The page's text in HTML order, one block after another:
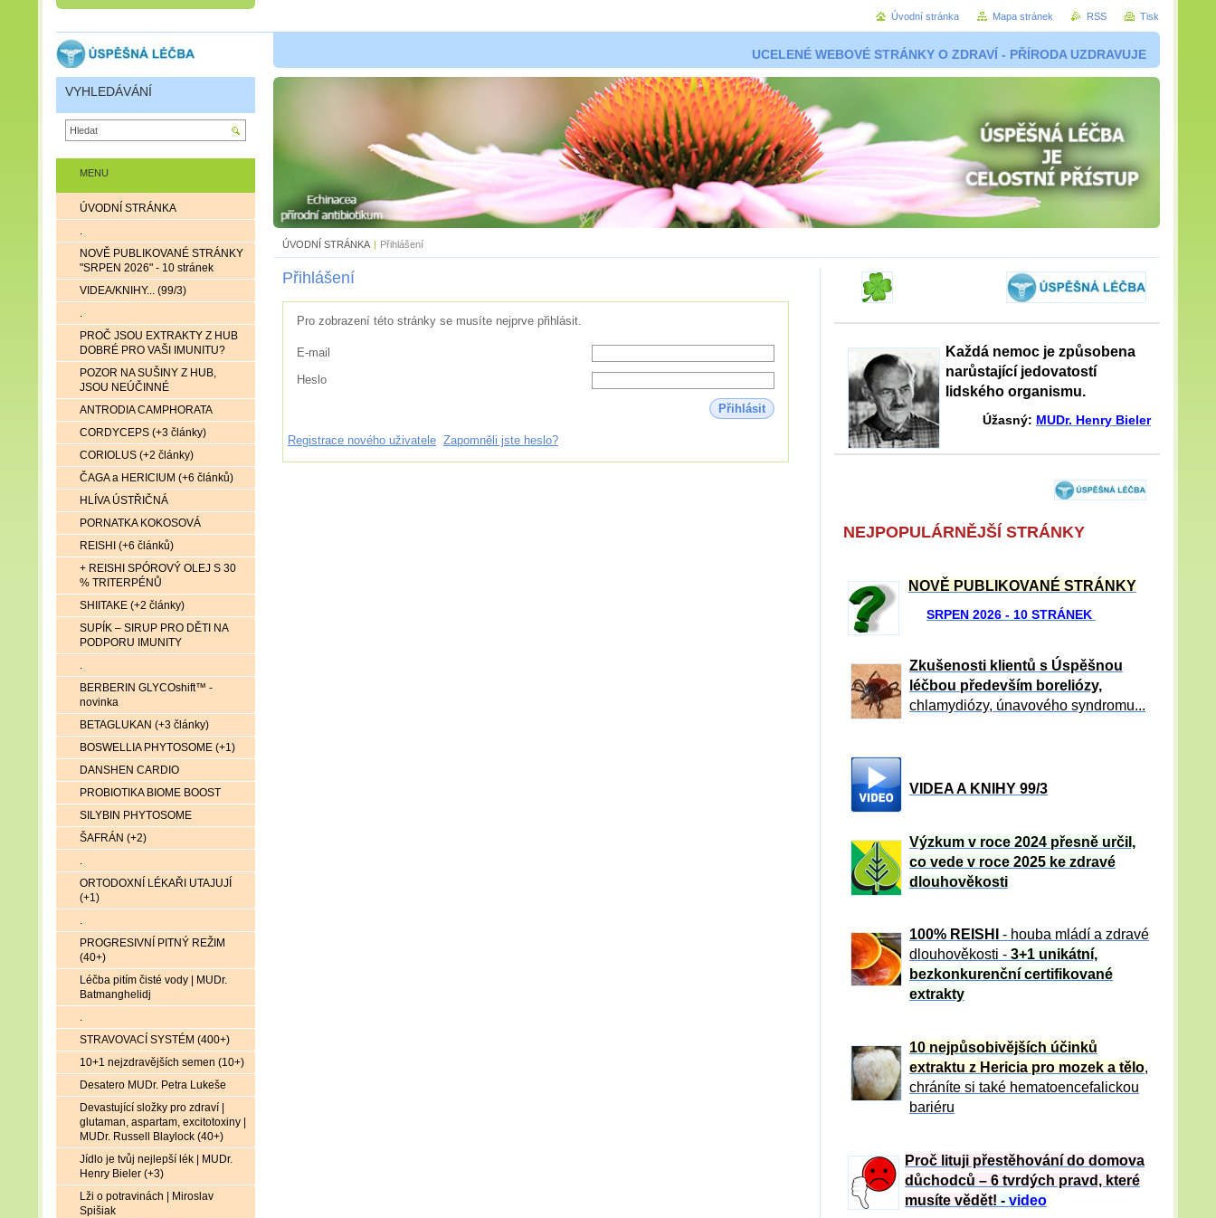
UCELENÉ WEBOVÉ STRÁNKY O ZDRAVÍ - PŘÍRODA UZDRAVUJE
ÚVODNÍ STRÁNKA | Přihlášení
Přihlášení
Pro zobrazení této stránky se musíte nejprve přihlásit.
E-mail
Heslo
Přihlásit
Registrace nového uživatele Zapomněli jste heslo?
Každá nemoc je způsobena
narůstající jedovatostí
lidského organismu.
Úžasný: MUDr. Henry Bieler
NEJPOPULÁRNĚJŠÍ STRÁNKY
NOVĚ PUBLIKOVANÉ STRÁNKY
SRPEN 2026 - 10 STRÁNEK
Zkušenosti klientů s Úspěšnou
léčbou především boreliózy,
chlamydiózy, únavového syndromu...
VIDEA A KNIHY 99/3
Výzkum v roce 2024 přesně určil,
co vede v roce 2025 ke zdravé
dlouhověkosti
100% REISHI
- houba mládí a zdravé
dlouhověkosti - 3+1 unikátní,
bezkonkurenční certifikované
extrakty
10 nejpůsobivějších účinků
extraktu z Hericia pro mozek a tělo,
chráníte si také hematoencefalickou
bariéru
Proč lituji přestěhování do domova
důchodců – 6 tvrdých pravd, které
musíte vědět! - video
MENU
ÚVODNÍ STRÁNKA
.
NOVĚ PUBLIKOVANÉ STRÁNKY
"SRPEN 2026" - 10 stránek
VIDEA/KNIHY... (99/3)
.
PROČ JSOU EXTRAKTY Z HUB
DOBRÉ PRO VAŠI IMUNITU?
POZOR NA SUŠINY Z HUB,
JSOU NEÚČINNÉ
ANTRODIA CAMPHORATA
CORDYCEPS (+3 články)
CORIOLUS (+2 články)
ČAGA a HERICIUM (+6 článků)
HLÍVA ÚSTŘIČNÁ
PORNATKA KOKOSOVÁ
REISHI (+6 článků)
+ REISHI SPÓROVÝ OLEJ S 30
% TRITERPÉNŮ
SHIITAKE (+2 články)
SUPÍK – SIRUP PRO DĚTI NA
PODPORU IMUNITY
.
BERBERIN GLYCOshift™ -
novinka
BETAGLUKAN (+3 články)
BOSWELLIA PHYTOSOME (+1)
DANSHEN CARDIO
PROBIOTIKA BIOME BOOST
SILYBIN PHYTOSOME
ŠAFRÁN (+2)
.
ORTODOXNÍ LÉKAŘI UTAJUJÍ
(+1)
.
PROGRESIVNÍ PITNÝ REŽIM
(40+)
Léčba pitím čisté vody | MUDr.
Batmanghelidj
.
STRAVOVACÍ SYSTÉM (400+)
10+1 nejzdravějších semen (10+)
Desatero MUDr. Petra Lukeše
Devastující složky pro zdraví |
glutaman, aspartam, excitotoxiny |
MUDr. Russell Blaylock (40+)
Jídlo je tvůj nejlepší lék | MUDr.
Henry Bieler (+3)
Lži o potravinách | Miroslav
Spišiak
VYHLEDÁVÁNÍ
Úvodní stránka Mapa stránek RSS Tisk